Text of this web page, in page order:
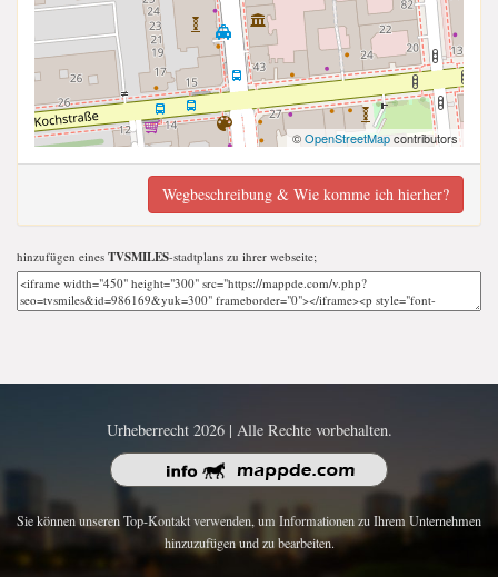
©OpenStreetMapcontributors
Wegbeschreibung & Wie komme ich hierher?
hinzufügen eines TVSMILES-stadtplans zu ihrer webseite;
Urheberrecht 2026 | Alle Rechte vorbehalten.
Sie können unseren Top-Kontakt verwenden, um Informationen zu Ihrem Unternehmen
hinzuzufügen und zu bearbeiten.